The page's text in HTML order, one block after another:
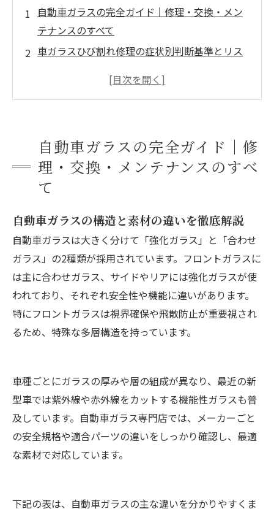
自動車ガラスの完全ガイド｜修理・交換・メン
テナンスのすべて
車ガラスひび割れ修理の症状別判断基準とリス
自動車ガラス専門店選びのプロ基準10項目チェ
間
車ガラスコーティング・フィルムで予防メンテ
ナンス
大阪府生野区で自動車ガラスが選ばれる（求め
られる）理由について
大阪府生野区について
会社概要
関連エリア
対応地域
自動車ガラスの完全ガイド｜修
理・交換・メンテナンスのすべ
て
自動車ガラスの構造と素材の違いを徹底解説
自動車ガラスは大きく分けて「強化ガラス」と「合わせ
ガラス」の2種類が採用されています。フロントガラスに
は主に合わせガラス、サイドやリアには強化ガラスが使
われており、それぞれ安全性や機能に違いがあります。
特にフロントガラスは視界確保や飛散防止が重要視され
るため、特殊な多層構造を持っています。
車種ごとにガラスの厚みや層の組成が異なり、最近の新
型車では紫外線や赤外線をカットする機能性ガラスも普
及しています。自動車ガラス専門店では、メーカーごと
の安全規格や適合パーツの違いをしっかり確認し、最適
な素材で対応しています。
下記の表は、自動車ガラスの主な違いを分かりやすくま